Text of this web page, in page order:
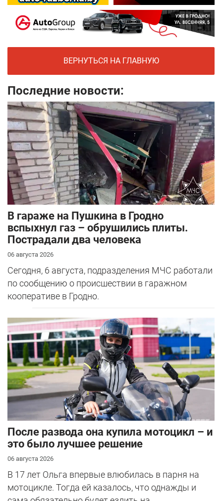
ВЕРНУТЬСЯ НА ГЛАВНУЮ
Последние новости:
В гараже на Пушкина в Гродно
вспыхнул газ – обрушились плиты.
Пострадали два человека
06 августа 2026
Сегодня, 6 августа, подразделения МЧС работали
по сообщению о происшествии в гаражном
кооперативе в Гродно.
После развода она купила мотоцикл – и
это было лучшее решение
06 августа 2026
В 17 лет Ольга впервые влюбилась в парня на
мотоцикле. Тогда ей казалось, что однажды и